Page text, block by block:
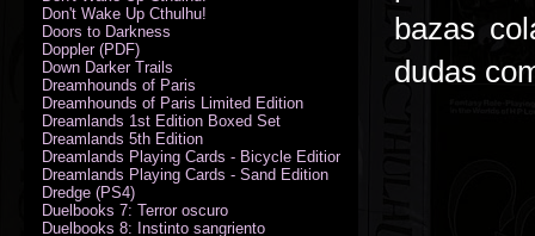
bazas
dudas
Don't Wake Up Cthulhu!
Doors to Darkness
Doppler (PDF)
Down Darker Trails
Dreamhounds of Paris
Dreamhounds of Paris Limited Edition
Dreamlands 1st Edition Boxed Set
Dreamlands 5th Edition
Dreamlands Playing Cards - Bicycle Edition
Dreamlands Playing Cards - Sand Edition
Dredge (PS4)
Duelbooks 7: Terror oscuro
Duelbooks 8: Instinto sangriento